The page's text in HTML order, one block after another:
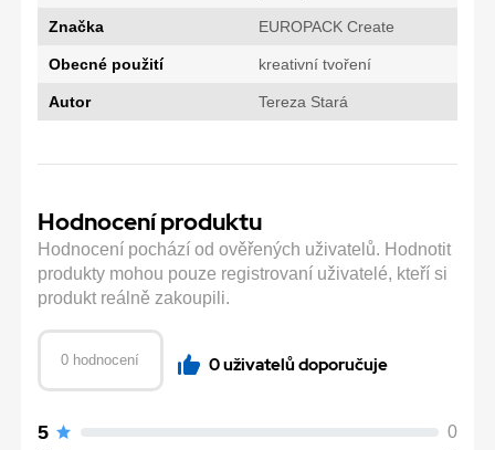
Značka EUROPACK Create
Obecné použití kreativní tvoření
Autor Tereza Stará
Hodnocení produktu
Hodnocení pochází od ověřených uživatelů. Hodnotit
produkty mohou pouze registrovaní uživatelé, kteří si
produkt reálně zakoupili.
0 hodnocení 0 uživatelů doporučuje
5 0